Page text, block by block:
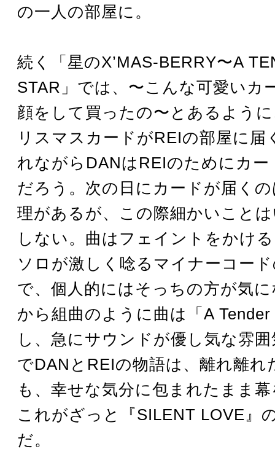
の一人の部屋に。
続く「星のX’MAS‐BERRY〜A
STAR」では、〜こんな可愛いカ
顔をして買ったの〜とあるよう
リスマスカードがREIの部屋に届
れながらDANはREIのためにカー
だろう。次の日にカードが届く
理があるが、この際細かいこと
しない。曲はフェイントをかけ
ソロが激しく唸るマイナーコー
で、個人的にはそっちの方が気
から組曲のように曲は「A
し、急にサウンドが優し気な雰
でDANとREIの物語は、離れ離れ
も、幸せな気分に包まれたまま
これがざっと『SILENT LOVE』
だ。